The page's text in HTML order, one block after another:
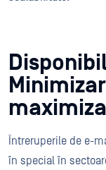
Întreruperile de e-
în special în